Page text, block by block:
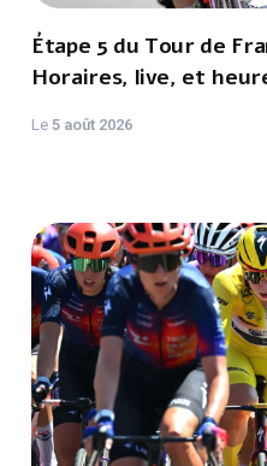
Étape 5 du Tour de
Horaires, live, et
Le5 août 2026